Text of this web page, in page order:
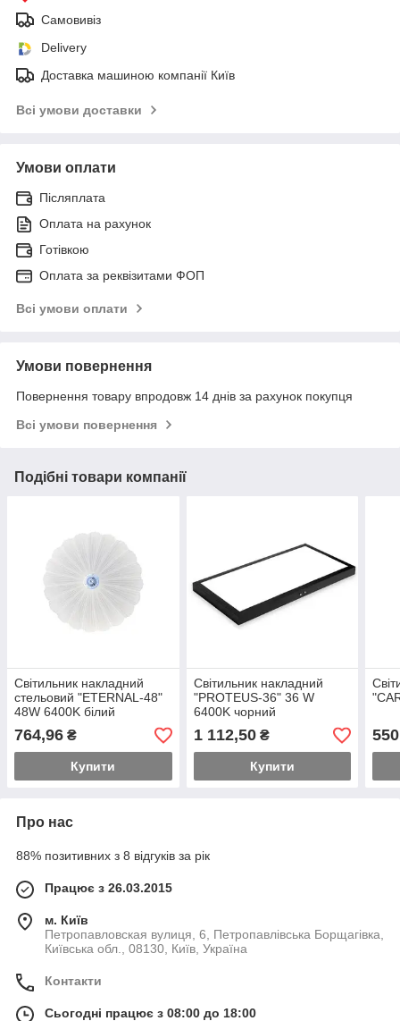
Самовивіз
Delivery
Доставка машиною компанії Київ
Всі умови доставки
Умови оплати
Післяплата
Оплата на рахунок
Готівкою
Оплата за реквізитами ФОП
Всі умови оплати
Умови повернення
Повернення товару впродовж 14 днів за рахунок покупця
Всі умови повернення
Подібні товари компанії
Світильник накладний
стельовий "ETERNAL-48"
48W 6400K білий
764,96 ₴
Купити
Світильник накладний
"PROTEUS-36" 36 W
6400K чорний
1 112,50₴
Купити
Про нас
88% позитивних з 8 відгуків за рік
Працює з 26.03.2015
м. Київ
Петропавловская вулиця, 6, Петропавлівська Борщагівка,
Київська обл., 08130, Київ, Україна
Контакти
Сьогодні працює з 08:00 до 18:00